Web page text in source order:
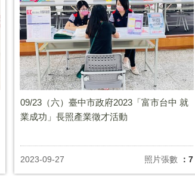
09/23（六）臺中市政府2023「富市台中 就
業成功」長照產業徵才活動
2023-09-27 照片張數 ：7